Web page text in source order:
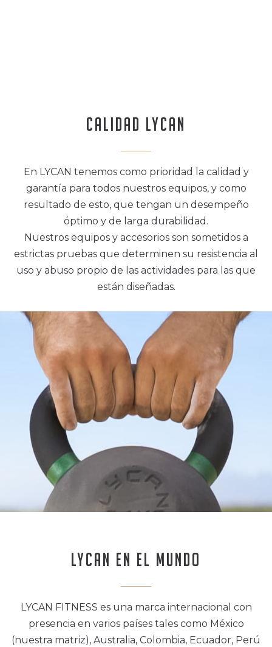
Calidad Lycan
En LYCAN tenemos como prioridad la calidad y
garantía para todos nuestros equipos, y como
resultado de esto, que tengan un desempeño
óptimo y de larga durabilidad.
Nuestros equipos y accesorios son sometidos a
estrictas pruebas que determinen su resistencia al
uso y abuso propio de las actividades para las que
están diseñadas.
LYCAN EN EL MUNDO
LYCAN FITNESS es una marca internacional con
presencia en varios países tales como México
(nuestra matriz), Australia, Colombia, Ecuador, Perú